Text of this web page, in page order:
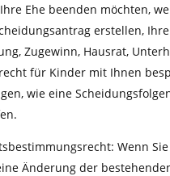
Ehe beenden möchten,
erstellen,
Zugewinn, Hausrat,
für Kinder mit Ihnen
wie eine
Wenn
Änderung der